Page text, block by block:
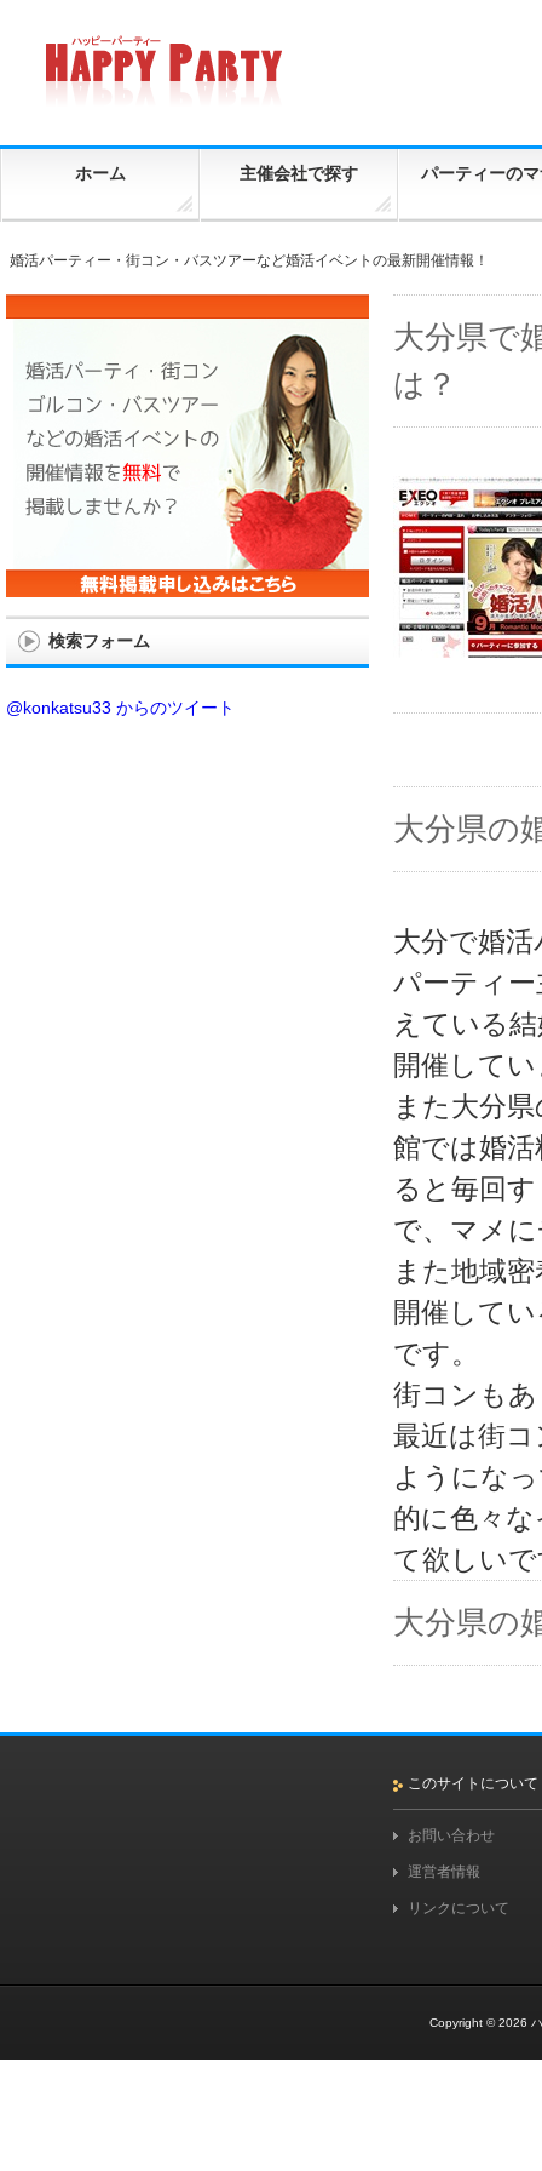
ホーム 主催会社で探す パーティーの
婚活パーティー・街コン・バスツアーなど婚活イベントの最新開催情報！
大分県で
は？
大分県の
大分で婚
パーティ
えている
開催して
また大分
館では婚
ると毎回
で、マメ
また地域
開催して
です。
街コンも
最近は街
ようにな
的に色々
て欲しい
大分県の
検索フォーム
@konkatsu33 からのツイート
このサイトについて
お問い合わせ
運営者情報
リンクについて
Copyright © 2026